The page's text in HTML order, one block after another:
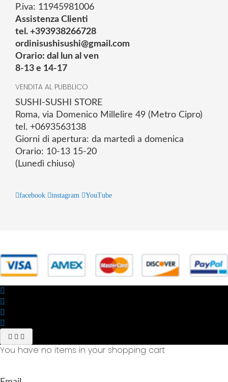
P.iva: 11945981006
Assistenza Clienti
tel. +393938266728
ordinisushisushi@gmail.com
Orario: dal lun al ven
8-13 e 14-17
VENDITA AL PUBBLICO
SUSHI-SUSHI STORE
Roma, via Domenico Millelire 49 (Metro Cipro)
tel. +0693563138
Giorni di apertura: da martedì a domenica
Orario: 10-13 15-20
(Lunedì chiuso)
facebook instagram YouTube
You have no items in your shopping cart